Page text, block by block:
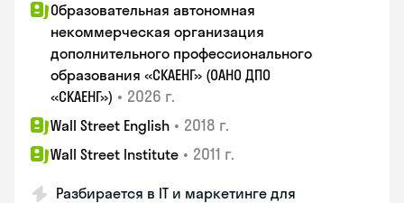
Образовательная автономная
некоммерческая организация
дополнительного профессионального
образования «СКАЕНГ» (ОАНО ДПО
«СКАЕНГ») • 2026 г.
Wall Street English • 2018 г.
Wall Street Institute • 2011 г.
Разбирается в IT и маркетинге для